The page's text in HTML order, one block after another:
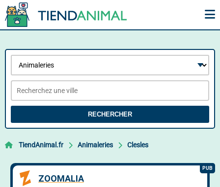
RECHERCHER
TiendAnimal.fr Animaleries Clesles